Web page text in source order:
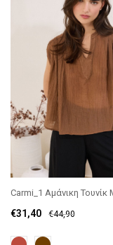
Carmi_1 Αμάνικη Τουνίκ
€44,90
€31,40